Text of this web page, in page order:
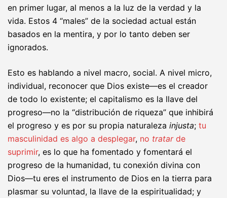
en primer lugar, al menos a la luz de la verdad y la
vida. Estos 4 “males” de la sociedad actual están
basados en la mentira, y por lo tanto deben ser
ignorados.
Esto es hablando a nivel macro, social. A nivel micro,
individual, reconocer que Dios existe—es el creador
de todo lo existente; el capitalismo es la llave del
progreso—no la “distribución de riqueza” que inhibirá
el progreso y es por su propia naturaleza injusta; tu
masculinidad es algo a desplegar, no tratar de
suprimir, es lo que ha fomentado y fomentará el
progreso de la humanidad, tu conexión divina con
Dios—tu eres el instrumento de Dios en la tierra para
plasmar su voluntad, la llave de la espiritualidad; y